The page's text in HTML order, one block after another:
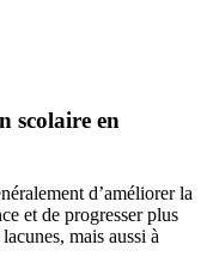
scolaire en
d’améliorer la
et de progresser plus
mais aussi à